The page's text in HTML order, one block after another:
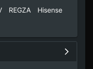
REGZA　Hisense